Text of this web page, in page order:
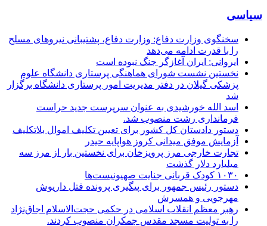
سیاسی
سخنگوی وزارت دفاع: وزارت دفاع، پشتیبانی نیرو‌های مسلح
را با قدرت ادامه می‌دهد
ایروانی: ایران آغازگر جنگ نبوده است
نخستین نشست شورای هماهنگی پرستاری دانشگاه علوم
پزشکی گیلان در دفتر مدیریت امور پرستاری دانشگاه برگزار
شد
اسد الله خورشیدی به عنوان سرپرست جدید حراست
فرمانداری رشت منصوب شد.
دستور دادستان کل کشور برای تعیین تکلیف اموال بلاتکلیف
آزمایش موفق میدانی کروز هواپایه حیدر
تجارت خارجی مرز پرویزخان برای نخستین بار از مرز سه
میلیارد دلار گذشت
۱۰۳۰ کودک قربانی جنایت صهیونیست‌ها
دستور رئیس جمهور برای پیگیری پرونده قتل داریوش
مهرجویی و همسرش
رهبر معظم انقلاب اسلامی در حکمی حجت‌الاسلام اجاق‌نژاد
را به تولیت مسجد مقدس جمکران منصوب کردند.